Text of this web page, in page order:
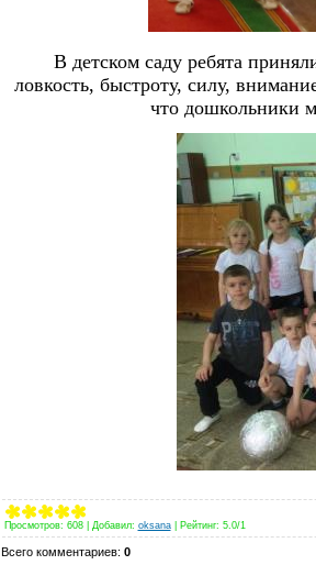
В детском саду ребята
ловкость, быстроту, силу,
что дошкольники
Просмотров: 608| Добавил: oksana Рейтинг: 5.0/1
Всего комментариев: 0